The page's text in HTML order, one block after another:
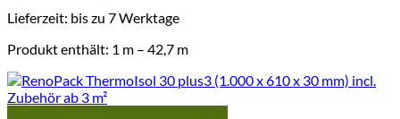
auf.
Die
Optionen
können
auf
der
Lieferzeit: bis zu 7 Werktage
Produkt enthält: 1 m – 42,7 m